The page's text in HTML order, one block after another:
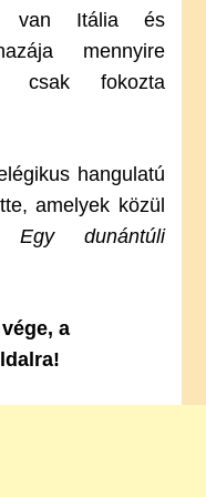
van Itália és
mennyire
fokozta
hangulatú
amelyek közül
Egy dunántúli
a